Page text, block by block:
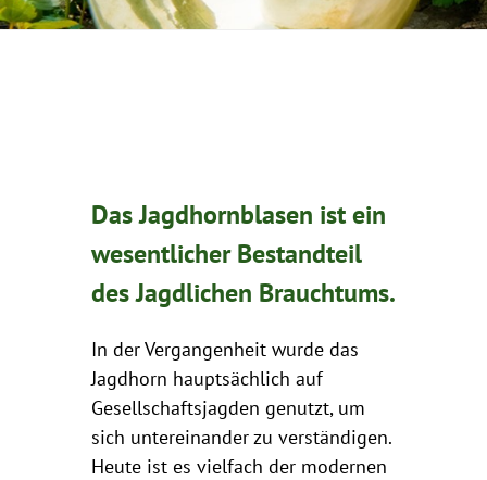
Das Jagdhornblasen ist ein
wesentlicher Bestandteil
des Jagdlichen Brauchtums.
In der Vergangenheit wurde das
Jagdhorn hauptsächlich auf
Gesellschaftsjagden genutzt, um
sich untereinander zu verständigen.
Heute ist es vielfach der modernen